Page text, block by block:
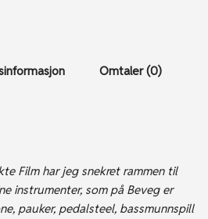
Omtaler (0)
Film har jeg snekret rammen til
instrumenter, som på Beveg er
pauker, pedalsteel, bassmunnspill